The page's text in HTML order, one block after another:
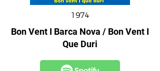
1974
Bon Vent I Barca Nova / Bon Vent I
Que Duri